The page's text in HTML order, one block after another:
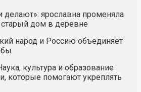
делают»: ярославна променяла
старый дом в деревне
народ и Россию объединяет
культура и образование
которые помогают укреплять